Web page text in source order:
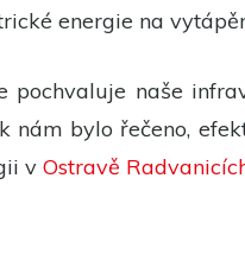
energie na
pochvaluje naše
bylo řečeno,
v Ostravě